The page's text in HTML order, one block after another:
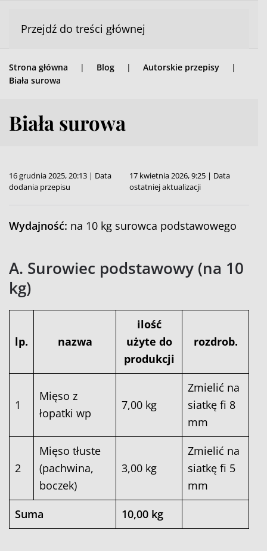
Przejdź do treści głównej
Strona główna Blog
Autorskie przepisy
Biała surowa
Biała surowa
16 grudnia 2025, 20:13 | Data
dodania przepisu
17 kwietnia 2026, 9:25 | Data
ostatniej aktualizacji
Wydajność: na 10 kg surowca podstawowego
A. Surowiec podstawowy (na 10
kg)
lp. nazwa
ilość
użyte do
produkcji
rozdrob.
1
Mięso z
łopatki wp
7,00 kg
Zmielić na
siatkę fi 8
mm
2
Mięso tłuste
(pachwina,
boczek)
3,00 kg
Zmielić na
siatkę fi 5
mm
Suma
10,00 kg